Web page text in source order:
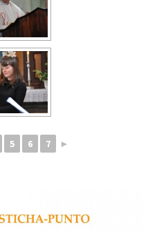
5 6 7 ►